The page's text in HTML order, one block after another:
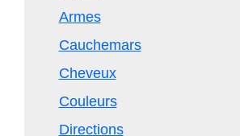
Armes
Cauchemars
Cheveux
Couleurs
Directions